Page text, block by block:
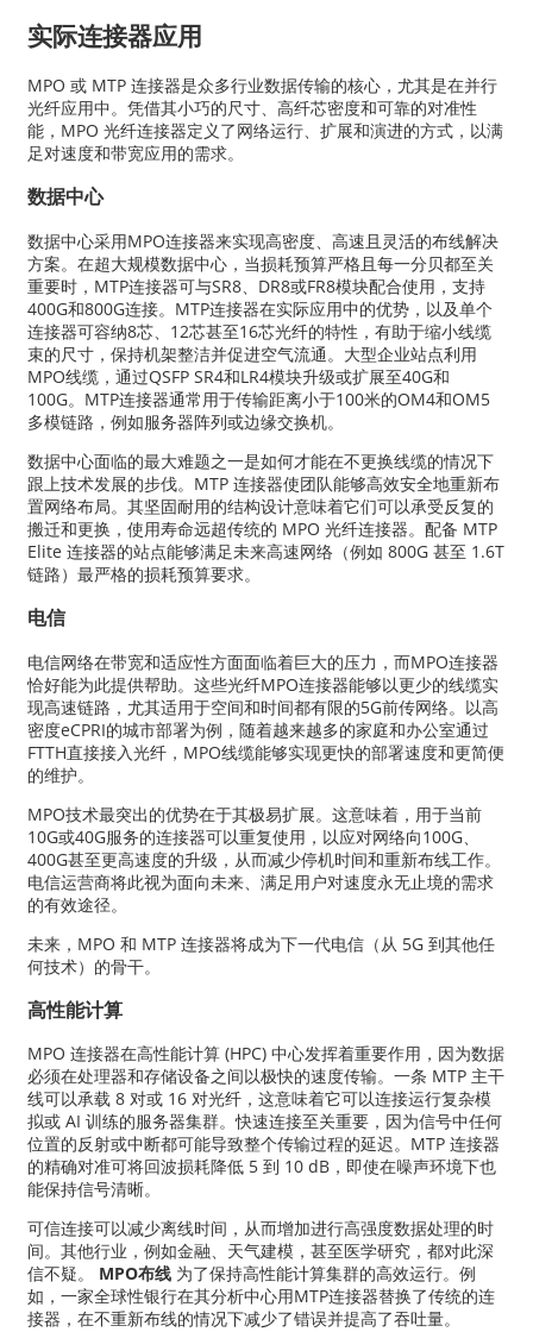
实际连接器应用
MPO 或 MTP 连接器是众多行业数据传输的核心，尤其是在并行
光纤应用中。凭借其小巧的尺寸、高纤芯密度和可靠的对准性
能，MPO 光纤连接器定义了网络运行、扩展和演进的方式，以满
足对速度和带宽应用的需求。
数据中心
数据中心采用MPO连接器来实​​现高密度、高速且灵活的布线解决
方案。在超大规模数据中心，当损耗预算严格且每一分贝都至关
重要时，MTP连接器可与SR8、DR8或FR8模块配合使用，支持
400G和800G连接。MTP连接器在实际应用中的优势，以及单个
连接器可容纳8芯、12芯甚至16芯光纤的特性，有助于缩小线缆
束的尺寸，保持机架整洁并促进空气流通。大型企业站点利用
MPO线缆，通过QSFP SR4和LR4模块升级或扩展至40G和
100G。MTP连接器通常用于传输距离小于100米的OM4和OM5
多模链路，例如服务器阵列或边缘交换机。
数据中心面临的最大难题之一是如何才能在不更换线缆的情况下
跟上技术发展的步伐。MTP 连接器使团队能够高效安全地重新布
置网络布局。其坚固耐用的结构设计意味着它们可以承受反复的
搬迁和更换，使用寿命远超传统的 MPO 光纤连接器。配备 MTP
Elite 连接器的站点能够满足未来高速网络（例如 800G 甚至 1.6T
链路）最严格的损耗预算要求。
电信
电信网络在带宽和适应性方面面临着巨大的压力，而MPO连接器
恰好能为此提供帮助。这些光纤MPO连接器能够以更少的线缆实
现高速链路，尤其适用于空间和时间都有限的5G前传网络。以高
密度eCPRI的城市部署为例，随着越来越多的家庭和办公室通过
FTTH直接接入光纤，MPO线缆能够实现更快的部署速度和更简便
的维护。
MPO技术最突出的优势在于其极易扩展。这意味着，用于当前
10G或40G服务的连接器可以重复使用，以应对网络向100G、
400G甚至更高速度的升级，从而减少停机时间和重新布线工作。
电信运营商将此视为面向未来、满足用户对速度永无止境的需求
的有效途径。
未来，MPO 和 MTP 连接器将成为下一代电信（从 5G 到其他任
何技术）的骨干。
高性能计算
MPO 连接器在高性能计算 (HPC) 中心发挥着重要作用，因为数据
必须在处理器和存储设备之间以极快的速度传输。一条 MTP 主干
线可以承载 8 对或 16 对光纤，这意味着它可以连接运行复杂模
拟或 AI 训练的服务器集群。快速连接至关重要，因为信号中任何
位置的反射或中断都可能导致整个传输过程的延迟。MTP 连接器
的精确对准可将回波损耗降低 5 到 10 dB，即使在噪声环境下也
能保持信号清晰。
可信连接可以减少离线时间，从而增加进行高强度数据处理的时
间。其他行业，例如金融、天气建模，甚至医学研究，都对此深
信不疑。 MPO布线为了保持高性能计算集群的高效运行。例
如，一家全球性银行在其分析中心用MTP连接器替换了传统的连
接器，在不重新布线的情况下减少了错误并提高了吞吐量。